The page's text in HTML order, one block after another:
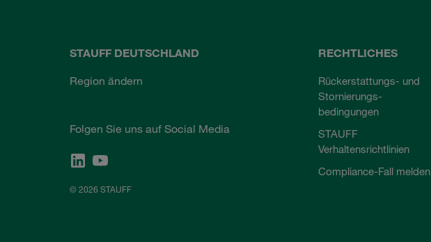
STAUFF DEUTSCHLAND
Region ändern
Folgen Sie uns auf Social Media
© 2026 STAUFF
RECHTLICHES
Rückerstattungs- und
Stornierungs-
bedingungen
STAUFF
Verhaltensrichtlinien
Compliance-Fall melden